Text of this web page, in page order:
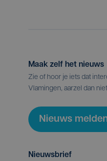
Maak zelf het nieuws
Zie of hoor je iets dat
Vlamingen, aarzel dan
Nieuws
Nieuwsbrief